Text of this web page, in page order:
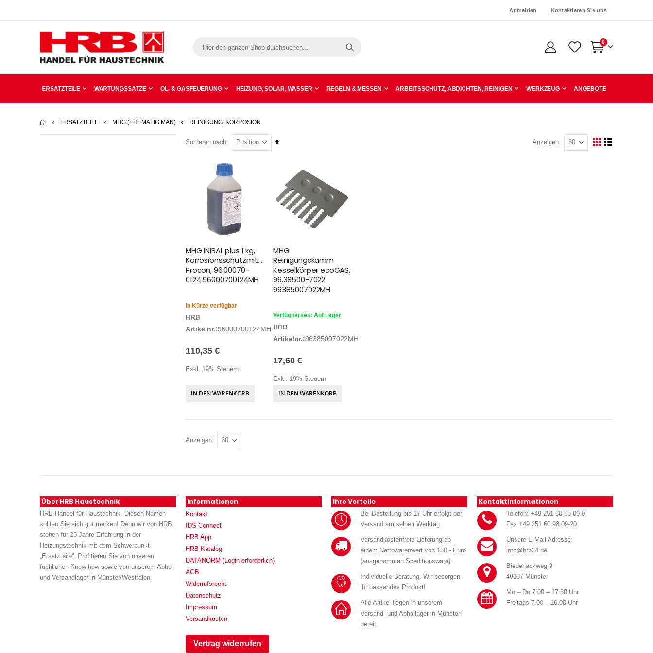
Anmelden Kontaktieren Sie uns
Warenkorb
0Artikel
ERSATZTEILE WARTUNGSSÄTZE ÖL- & GASFEUERUNG HEIZUNG, SOLAR, WASSER REGELN & MESSEN ARBEITSSCHUTZ, ABDICHTEN, REINIGEN WERKZEUG ANGEBOTE
ERSATZTEILE MHG (EHEMALIG MAN) REINIGUNG, KORROSION
Sortieren nach
In
Anzeigen
Ansicht
MHG INIBAL plus 1 kg,
Korrosionsschutzmittel,
Procon, 96.00070-
0124 96000700124MH
In Kürze verfügbar
HRB
Artikelnr.:96000700124MH
110,35 €
Exkl. 19% Steuern
IN DEN WARENKORB
MHG
Reinigungskamm
Kesselkörper ecoGAS,
96.38500-7022
96385007022MH
Verfügbarkeit: Auf Lager
HRB
Artikelnr.:96385007022MH
17,60 €
Exkl. 19% Steuern
IN DEN WARENKORB
Anzeigen
Über HRB Haustechnik
HRB Handel für Haustechnik. Diesen Namen
sollten Sie sich gut merken! Denn wir von HRB
stehen für 25 Jahre Erfahrung in der
Heizungstechnik mit dem Schwerpunkt
„Ersatzteile“. Profitieren Sie von unserem
fachlichen Know-how sowie von unserem Abhol-
und Versandlager in Münster/Westfalen.
Informationen
Kontakt
IDS Connect
HRB App
HRB Katalog
DATANORM (Login erforderlich)
AGB
Widerrufsrecht
Datenschutz
Impressum
Versandkosten
Vertrag widerrufen
Ihre Vorteile
Bei Bestellung bis 17 Uhr erfolgt der
Versand am selben Werktag
Versandkostenfreie Lieferung ab
einem Nettowarenwert von 150.- Euro
(ausgenommen Speditionsware).
Individuelle Beratung. Wir besorgen
ihr passendes Produkt!
Alle Artikel liegen in unserem
Versand- und Abhollager in Münster
bereit.
Kontaktinformationen
Telefon: +49 251 60 98 09-0
Fax +49 251 60 98 09-20
Unsere E-Mail Adresse:
info@hrb24.de
Biederlackweg 9
48167 Münster
Mo – Do 7.00 – 17.30 Uhr
Freitags 7.00 – 16.00 Uhr